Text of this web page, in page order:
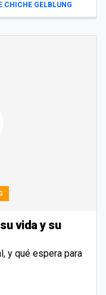
CHICHE GELBLUNG
vida y su
y qué espera para